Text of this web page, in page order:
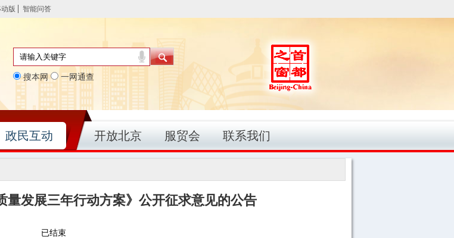
版 智能问答
搜本网 一网通查
政民互动 开放北京 服贸会 联系我们
量发展三年行动方案》公开征求意见的公告
已结束